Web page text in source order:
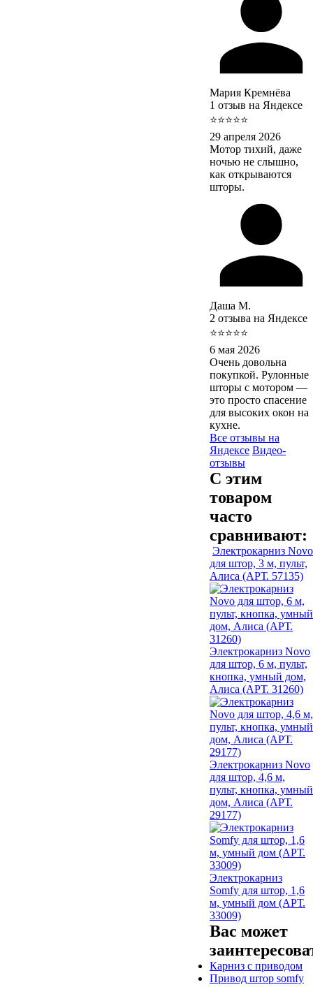
Мария Кремнёва
1 отзыв на Яндексе
⭐⭐⭐⭐⭐
29 апреля 2026
Мотор тихий, даже
ночью не слышно,
как открываются
шторы.
Даша М.
2 отзыва на Яндексе
⭐⭐⭐⭐⭐
6 мая 2026
Очень довольна
покупкой. Рулонные
шторы с мотором —
это просто спасение
для высоких окон на
кухне.
Все отзывы на
Яндексе Видео-
отзывы
С этим
товаром
часто
сравнивают:
Электрокарниз Novo
для штор, 3 м, пульт,
Алиса (АРТ. 57135)
Электрокарниз Novo
для штор, 6 м, пульт,
кнопка, умный дом,
Алиса (АРТ. 31260)
Электрокарниз Novo
для штор, 4,6 м,
пульт, кнопка, умный
дом, Алиса (АРТ.
29177)
Электрокарниз
Somfy для штор, 1,6
м, умный дом (АРТ.
33009)
Вас может
Карниз с приводом
Привод штор somfy